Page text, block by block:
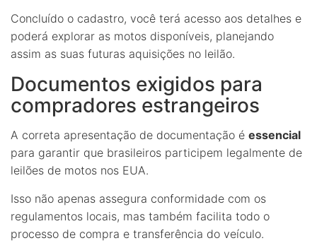
Concluído o cadastro, você terá acesso aos detalhes e
poderá explorar as motos disponíveis, planejando
assim as suas futuras aquisições no leilão.
Documentos exigidos para
compradores estrangeiros
A correta apresentação de documentação é essencial
para garantir que brasileiros participem legalmente de
leilões de motos nos EUA.
Isso não apenas assegura conformidade com os
regulamentos locais, mas também facilita todo o
processo de compra e transferência do veículo.